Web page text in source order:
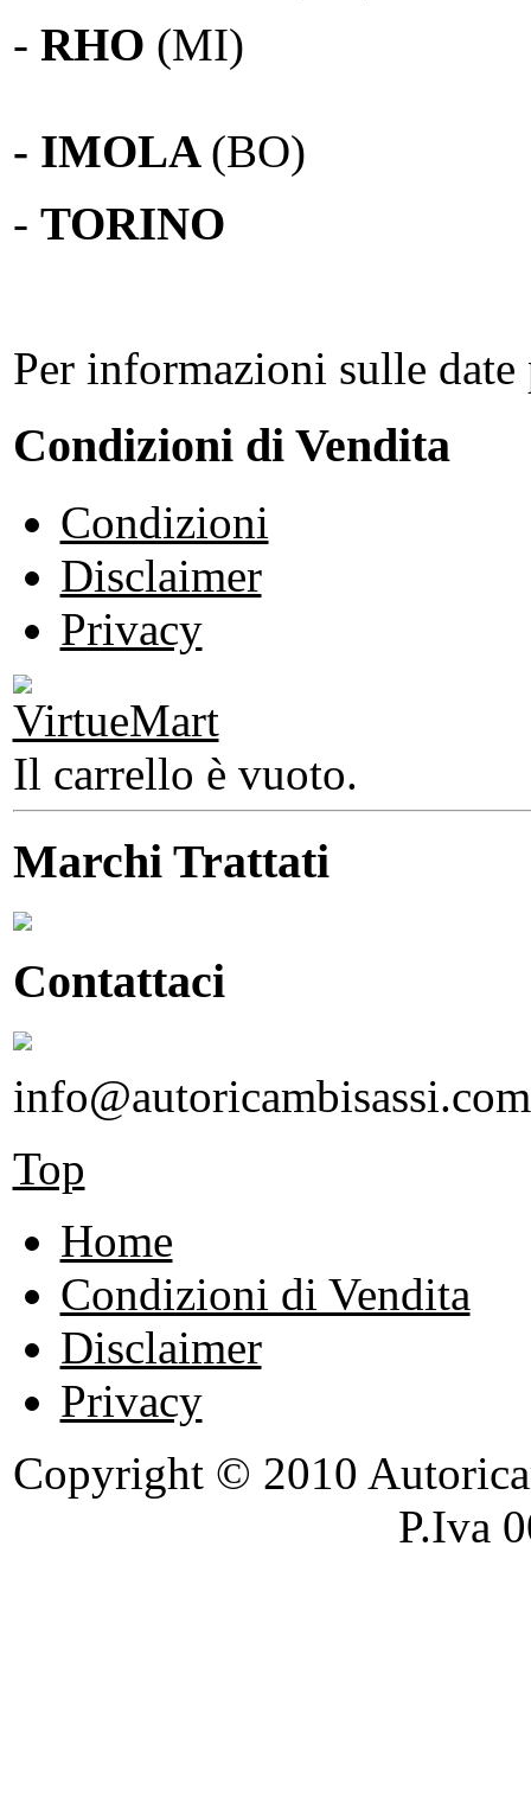
- RHO (MI)
- IMOLA (BO)
- TORINO
Per informazioni sulle
Condizioni di Vendita
Condizioni
Disclaimer
Privacy
Il carrello è vuoto.
Marchi Trattati
Contattaci
info@autoricambisassi.com
Top
Home
Condizioni di Vendita
Disclaimer
Privacy
Copyright © 2010
P.Iva